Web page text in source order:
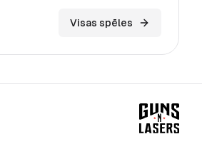
Visas spēles